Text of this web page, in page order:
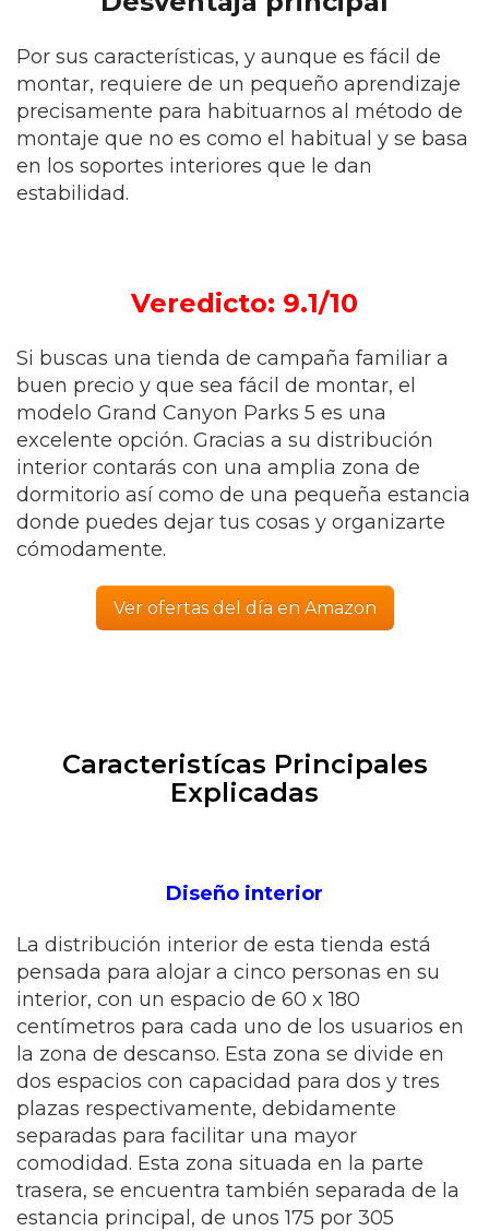
Por sus características, y aunque es fácil de
montar, requiere de un pequeño aprendizaje
precisamente para habituarnos al método de
montaje que no es como el habitual y se basa
en los soportes interiores que le dan
estabilidad.
Veredicto: 9.1/10
Si buscas una tienda de campaña familiar a
buen precio y que sea fácil de montar, el
modelo Grand Canyon Parks 5 es una
excelente opción. Gracias a su distribución
interior contarás con una amplia zona de
dormitorio así como de una pequeña estancia
donde puedes dejar tus cosas y organizarte
cómodamente.
Ver ofertas del día en Amazon
Caracteristícas Principales
Explicadas
Diseño interior
La distribución interior de esta tienda está
pensada para alojar a cinco personas en su
interior, con un espacio de 60 x 180
centímetros para cada uno de los usuarios en
la zona de descanso. Esta zona se divide en
dos espacios con capacidad para dos y tres
plazas respectivamente, debidamente
separadas para facilitar una mayor
comodidad. Esta zona situada en la parte
trasera, se encuentra también separada de la
estancia principal, de unos 175 por 305